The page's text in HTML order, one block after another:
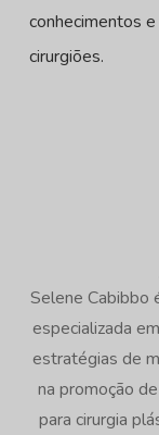
conhecimentos
cirurgiões.
Selene Cabibbo
especializada
estratégias de
na promoção
para cirurgia